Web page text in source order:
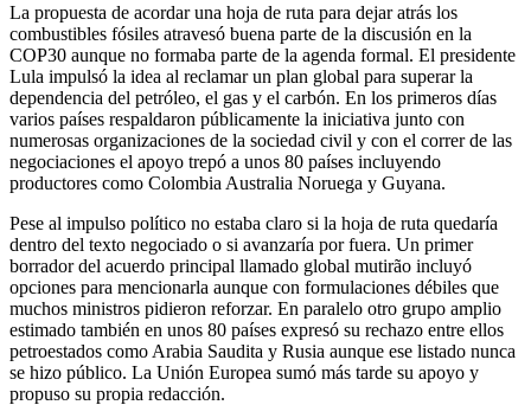
La propuesta de acordar una hoja de ruta para dejar atrás los
combustibles fósiles atravesó buena parte de la discusión en la
COP30 aunque no formaba parte de la agenda formal. El presidente
Lula impulsó la idea al reclamar un plan global para superar la
dependencia del petróleo, el gas y el carbón. En los primeros días
varios países respaldaron públicamente la iniciativa junto con
numerosas organizaciones de la sociedad civil y con el correr de las
negociaciones el apoyo trepó a unos 80 países incluyendo
productores como Colombia Australia Noruega y Guyana.
Pese al impulso político no estaba claro si la hoja de ruta quedaría
dentro del texto negociado o si avanzaría por fuera. Un primer
borrador del acuerdo principal llamado global mutirão incluyó
opciones para mencionarla aunque con formulaciones débiles que
muchos ministros pidieron reforzar. En paralelo otro grupo amplio
estimado también en unos 80 países expresó su rechazo entre ellos
petroestados como Arabia Saudita y Rusia aunque ese listado nunca
se hizo público. La Unión Europea sumó más tarde su apoyo y
propuso su propia redacción.